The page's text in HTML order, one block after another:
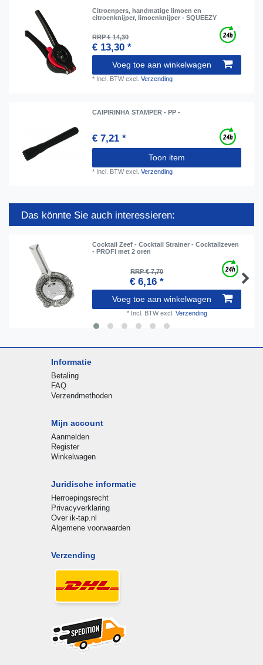
Сitroenpers, handmatige limoen en
citroenknijper, limoenknijper - SQUEEZY
RRP € 14,30
€ 13,30 *
Voeg toe aan winkelwagen
* Incl. BTWexcl.Verzending
CAIPIRINHA STAMPER - PP -
€ 7,21 *
Toon item
* Incl. BTWexcl.Verzending
Das könnte Sie auch interessieren:
Cocktail Zeef - Cocktail Strainer - Cocktailzeven
- PROFI met 2 oren
RRP € 7,70
€ 6,16 *
Voeg toe aan winkelwagen
* Incl. BTWexcl. Verzending
Informatie
Betaling
FAQ
Verzendmethoden
Mijn account
Aanmelden
Register
Winkelwagen
Juridische informatie
Herroepingsrecht
Privacyverklaring
Over ik-tap.nl
Algemene voorwaarden
Verzending